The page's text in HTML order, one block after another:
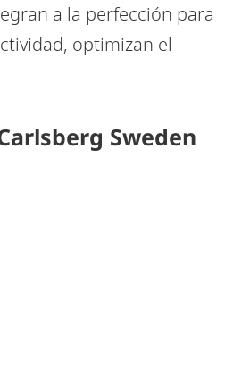
a la perfección para
optimizan el
Sweden